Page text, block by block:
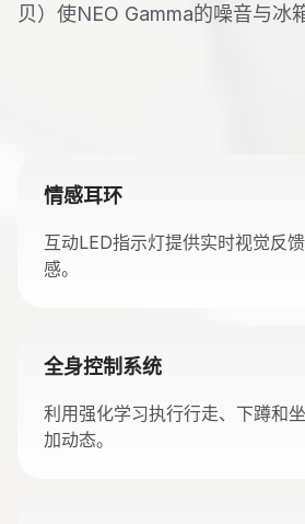
贝）使NEO Gamma的噪音与冰
情感耳环
互动LED指示灯提供实时视觉反
感。
全身控制系统
利用强化学习执行行走、下蹲和
加动态。